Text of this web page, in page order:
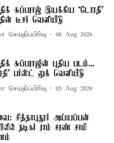
சுப்பராஜ் இயக்கிய `டோரதி'
டீசர் வெளியீடு
செய்திப்பிரிவு 06 Aug 2026
சுப்பராஜின் புதிய படம்...
பர்ஸ்ட் லுக் வெளியீடு
செய்திப்பிரிவு 05 Aug 2026
சித்தாபுதூர் அய்யப்பன்
நடிகர் ராம் சரண் சாமி